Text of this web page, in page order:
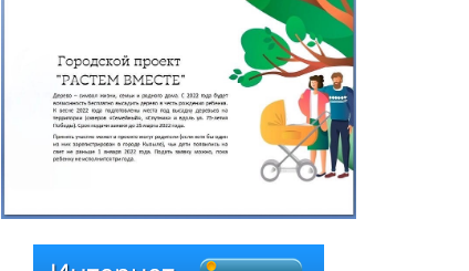
представителей города
Кызыла от 13 июля 2026
г. «О назначении даты
заседания внеочередной
сессии Хурала
Кызыла шестого